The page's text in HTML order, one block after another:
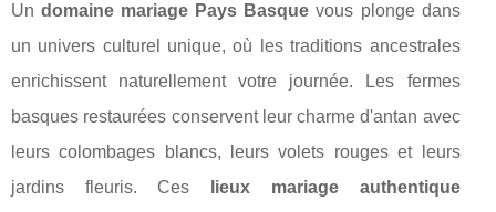
Undomaine mariage Pays Basque vous plonge dans
un univers culturel unique, où les traditions ancestrales
enrichissent naturellement votre journée. Les fermes
basques restaurées conservent leur charme d'antan avec
leurs colombages blancs, leurs volets rouges et leurs
jardins fleuris. Ces
lieux mariage authentique